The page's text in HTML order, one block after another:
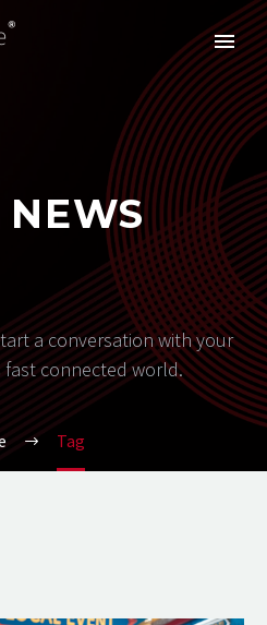
NEWS
a conversation with your
fast connected world.
Tag